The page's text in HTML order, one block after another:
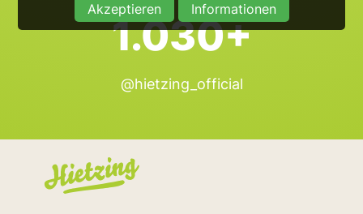
Akzeptieren
Informationen
1.030+
@hietzing_official